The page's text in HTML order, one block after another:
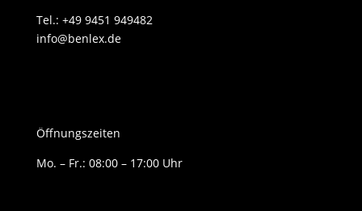
Tel.: +49 9451 949482
info@benlex.de
Öffnungszeiten
Mo. – Fr.: 08:00 – 17:00 Uhr